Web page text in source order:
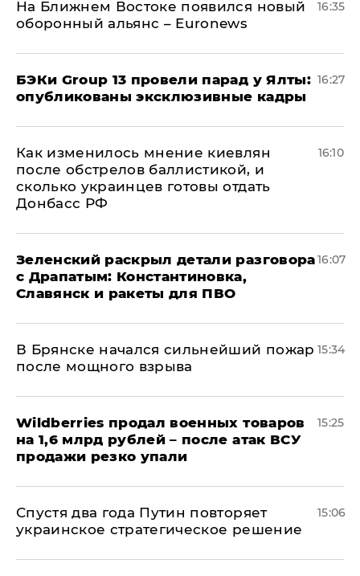
На Ближнем Востоке появился новый
оборонный альянс – Euronews
16:35
​БЭКи Group 13 провели парад у Ялты:
опубликованы эксклюзивные кадры
16:27
Как изменилось мнение киевлян
после обстрелов баллистикой, и
сколько украинцев готовы отдать
Донбасс РФ
16:10
​Зеленский раскрыл детали разговора
с Драпатым: Константиновка,
Славянск и ракеты для ПВО
16:07
В Брянске начался сильнейший пожар
после мощного взрыва
15:34
​Wildberries продал военных товаров
на 1,6 млрд рублей – после атак ВСУ
продажи резко упали
15:25
Спустя два года Путин повторяет
украинское стратегическое решение
15:06